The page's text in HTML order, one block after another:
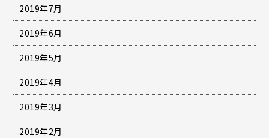
2019年7月
2019年6月
2019年5月
2019年4月
2019年3月
2019年2月